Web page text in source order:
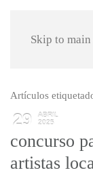
Skip to
Artículos
29
ABRIL
2025
concurso
artistas